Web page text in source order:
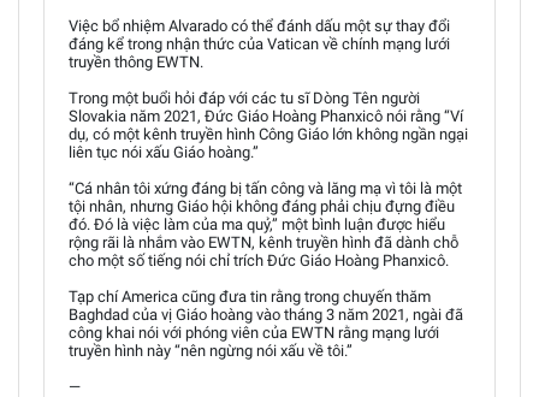
Việc bổ nhiệm Alvarado có thể đánh dấu một sự thay đổi
đáng kể trong nhận thức của Vatican về chính mạng lưới
truyền thông EWTN.
Trong một buổi hỏi đáp với các tu sĩ Dòng Tên người
Slovakia năm 2021, Đức Giáo Hoàng Phanxicô nói rằng “Ví
dụ, có một kênh truyền hình Công Giáo lớn không ngần ngại
liên tục nói xấu Giáo hoàng.”
“Cá nhân tôi xứng đáng bị tấn công và lăng mạ vì tôi là một
tội nhân, nhưng Giáo hội không đáng phải chịu đựng điều
đó. Đó là việc làm của ma quỷ,” một bình luận được hiểu
rộng rãi là nhắm vào EWTN, kênh truyền hình đã dành chỗ
cho một số tiếng nói chỉ trích Đức Giáo Hoàng Phanxicô.
Tạp chí America cũng đưa tin rằng trong chuyến thăm
Baghdad của vị Giáo hoàng vào tháng 3 năm 2021, ngài đã
công khai nói với phóng viên của EWTN rằng mạng lưới
truyền hình này “nên ngừng nói xấu về tôi.”
—